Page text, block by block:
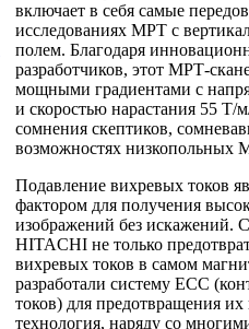
включает в себя самые
исследованиях МРТ с
полем. Благодаря
разработчиков, этот МРТ-
мощными градиентами с
и скоростью нарастания 55 Т/
сомнения скептиков,
возможностях низкопольных
Подавление вихревых токов
фактором для получения
изображений без искажений.
HITACHI не только
вихревых токов в самом
разработали систему ECC
токов) для предотвращения
технология, наряду со